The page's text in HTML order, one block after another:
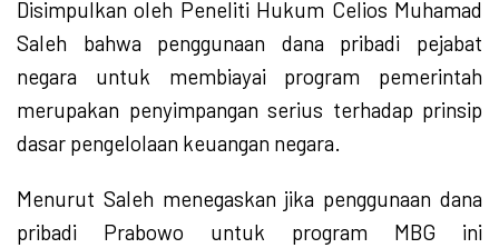
Disimpulkan oleh Peneliti Hukum Celios Muhamad
Saleh bahwa penggunaan dana pribadi pejabat
negara untuk membiayai program pemerintah
merupakan penyimpangan serius terhadap prinsip
dasar pengelolaan keuangan negara.
Menurut Saleh menegaskan jika penggunaan dana
pribadi Prabowo untuk program MBG ini